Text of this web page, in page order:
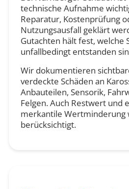
technische Aufnahme
Reparatur, Kostenprüfung
Nutzungsausfall geklärt
Gutachten hält fest, welche
unfallbedingt entstanden
Wir dokumentieren
verdeckte Schäden an
Anbauteilen, Sensorik,
Felgen. Auch Restwert und
merkantile Wertminderung
berücksichtigt.